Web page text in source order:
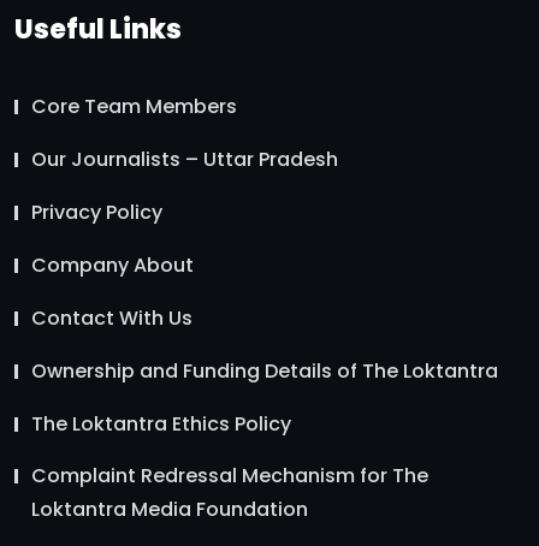
Useful Links
Core Team Members
Our Journalists – Uttar Pradesh
Privacy Policy
Company About
Contact With Us
Ownership and Funding Details of The Loktantra
The Loktantra Ethics Policy
Complaint Redressal Mechanism for The
Loktantra Media Foundation